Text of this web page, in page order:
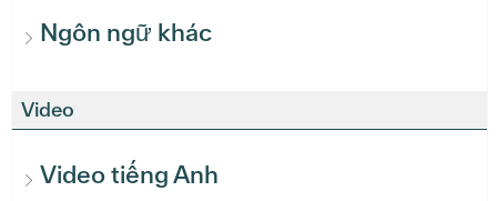
Ngôn ngữ khác
Video
Video tiếng Anh